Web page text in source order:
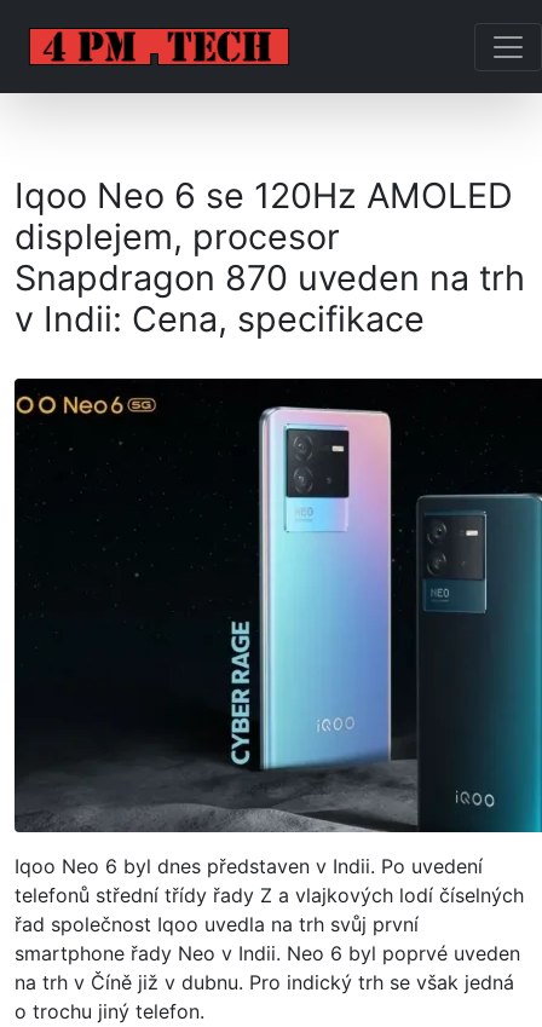
Iqoo Neo 6 se 120Hz AMOLED
displejem, procesor
Snapdragon 870 uveden na trh
v Indii: Cena, specifikace
Iqoo Neo 6 byl dnes představen v Indii. Po uvedení
telefonů střední třídy řady Z a vlajkových lodí číselných
řad společnost Iqoo uvedla na trh svůj první
smartphone řady Neo v Indii. Neo 6 byl poprvé uveden
na trh v Číně již v dubnu. Pro indický trh se však jedná
o trochu jiný telefon.